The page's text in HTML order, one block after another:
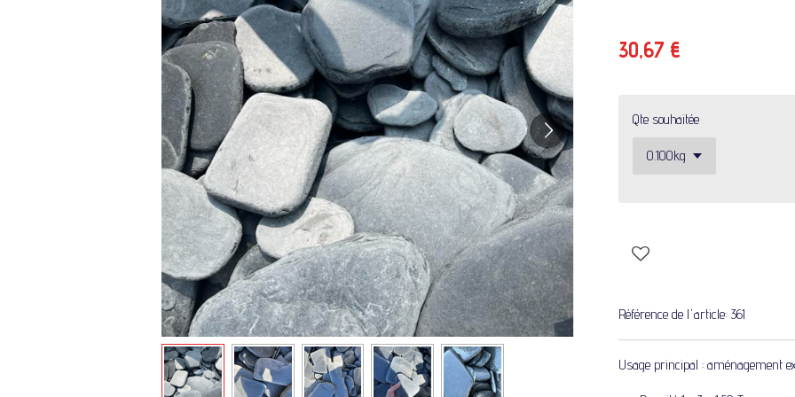
30,67 €
Qte souhaitée
Référence de l'article: 361
Usage principal : aménagement